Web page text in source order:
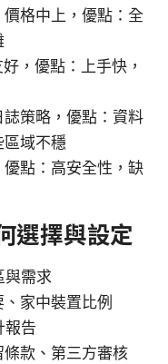
格中上，優點：全
，優點：上手快，
策略，優點：資料
區域不穩
點：高安全性，缺
選擇與設定
與需求
家中裝置比例
報告
款、第三方審核